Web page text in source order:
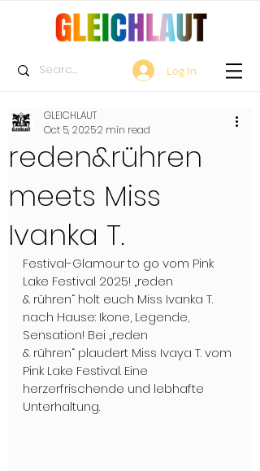
Log In
reden&rühren
meets Miss
Ivanka T.
GLEICHLAUT
Oct 5, 20252 min read
Festival-Glamour to go vom Pink
Lake Festival 2025! „reden
& rühren“ holt euch Miss Ivanka T.
nach Hause: Ikone, Legende,
Sensation! Bei „reden
& rühren“ plaudert Miss Ivaya T. vom
Pink Lake Festival. Eine
herzerfrischende und lebhafte
Unterhaltung.